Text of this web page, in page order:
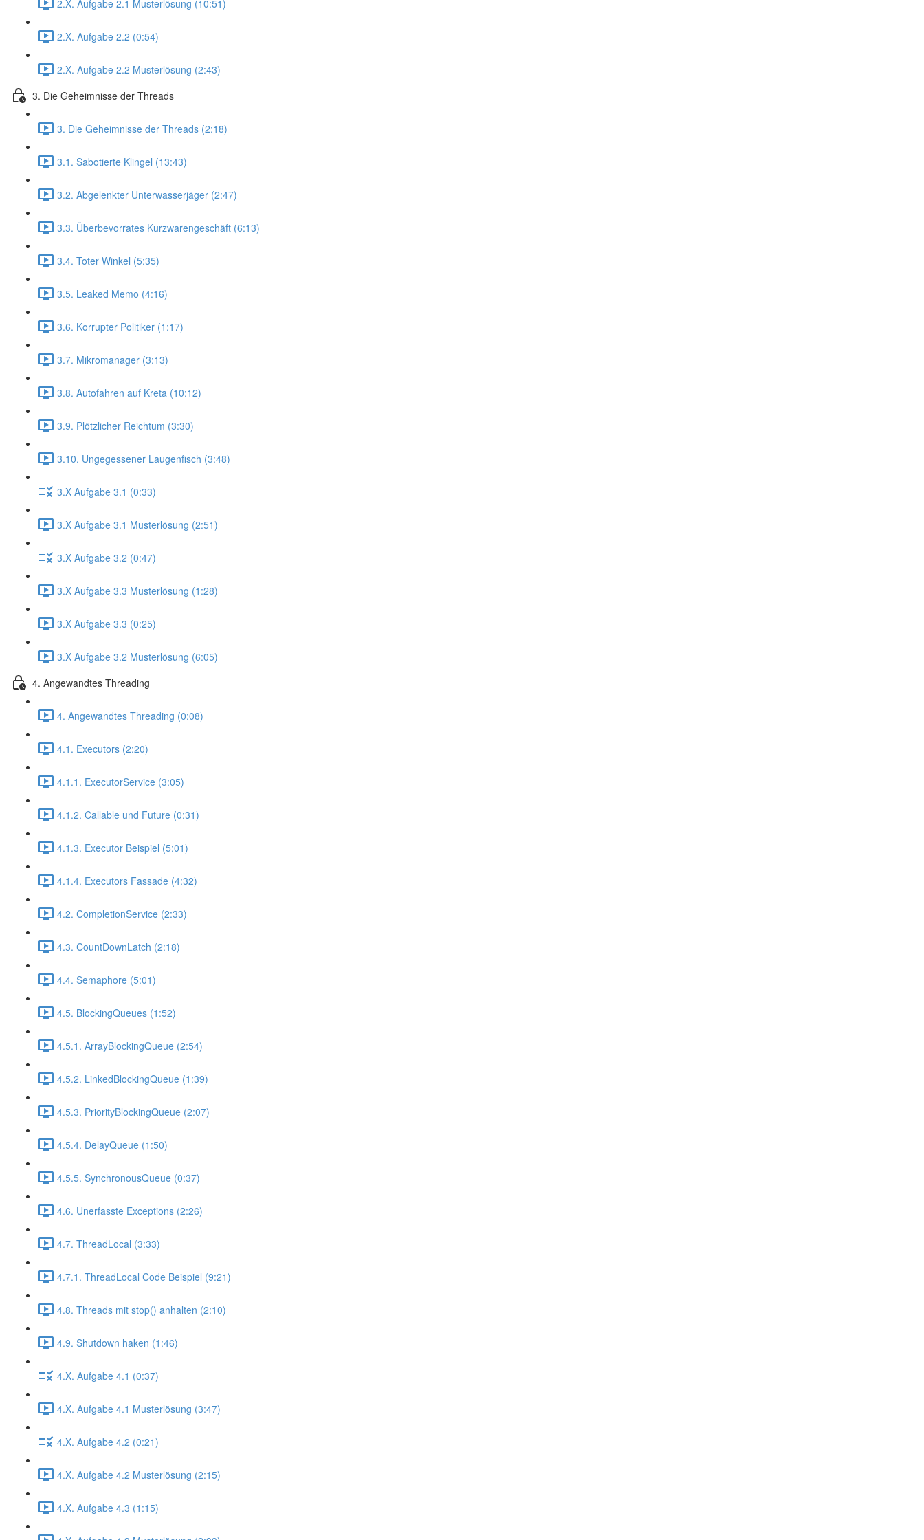
2.X. Aufgabe 2.1 Musterlösung (10:51)
2.X. Aufgabe 2.2 (0:54)
2.X. Aufgabe 2.2 Musterlösung (2:43)
3. Die Geheimnisse der Threads
3. Die Geheimnisse der Threads (2:18)
3.1. Sabotierte Klingel (13:43)
3.2. Abgelenkter Unterwasserjäger (2:47)
3.3. Überbevorrates Kurzwarengeschäft (6:13)
3.4. Toter Winkel (5:35)
3.5. Leaked Memo (4:16)
3.6. Korrupter Politiker (1:17)
3.7. Mikromanager (3:13)
3.8. Autofahren auf Kreta (10:12)
3.9. Plötzlicher Reichtum (3:30)
3.10. Ungegessener Laugenfisch (3:48)
3.X Aufgabe 3.1 (0:33)
3.X Aufgabe 3.1 Musterlösung (2:51)
3.X Aufgabe 3.2 (0:47)
3.X Aufgabe 3.3 Musterlösung (1:28)
3.X Aufgabe 3.3 (0:25)
3.X Aufgabe 3.2 Musterlösung (6:05)
4. Angewandtes Threading
4. Angewandtes Threading (0:08)
4.1. Executors (2:20)
4.1.1. ExecutorService (3:05)
4.1.2. Callable und Future (0:31)
4.1.3. Executor Beispiel (5:01)
4.1.4. Executors Fassade (4:32)
4.2. CompletionService (2:33)
4.3. CountDownLatch (2:18)
4.4. Semaphore (5:01)
4.5. BlockingQueues (1:52)
4.5.1. ArrayBlockingQueue (2:54)
4.5.2. LinkedBlockingQueue (1:39)
4.5.3. PriorityBlockingQueue (2:07)
4.5.4. DelayQueue (1:50)
4.5.5. SynchronousQueue (0:37)
4.6. Unerfasste Exceptions (2:26)
4.7. ThreadLocal (3:33)
4.7.1. ThreadLocal Code Beispiel (9:21)
4.8. Threads mit stop() anhalten (2:10)
4.9. Shutdown haken (1:46)
4.X. Aufgabe 4.1 (0:37)
4.X. Aufgabe 4.1 Musterlösung (3:47)
4.X. Aufgabe 4.2 (0:21)
4.X. Aufgabe 4.2 Musterlösung (2:15)
4.X. Aufgabe 4.3 (1:15)